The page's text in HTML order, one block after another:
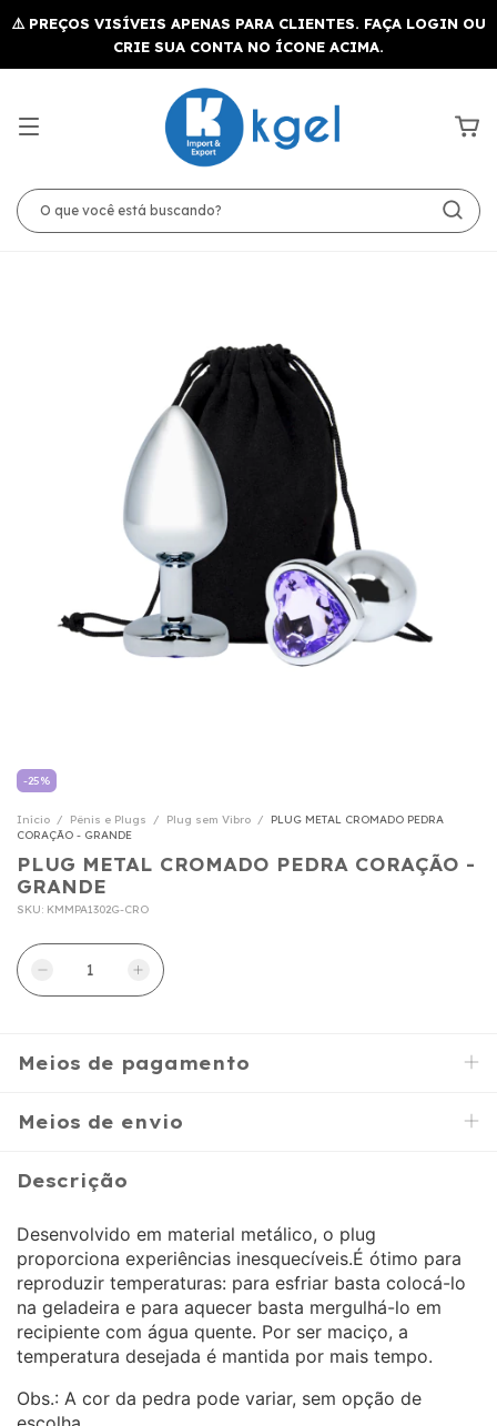
-25%
Início / Pênis e Plugs / Plug sem Vibro /
PLUG METAL CROMADO PEDRA
CORAÇÃO - GRANDE
PLUG METAL CROMADO PEDRA CORAÇÃO -
GRANDE
SKU: KMMPA1302G-CRO
Meios de pagamento
Meios de envio
Descrição
Desenvolvido em material metálico, o plug
proporciona experiências inesquecíveis.É ótimo para
reproduzir temperaturas: para esfriar basta colocá-lo
na geladeira e para aquecer basta mergulhá-lo em
recipiente com água quente. Por ser maciço, a
temperatura desejada é mantida por mais tempo.
Obs.: A cor da pedra pode variar, sem opção de